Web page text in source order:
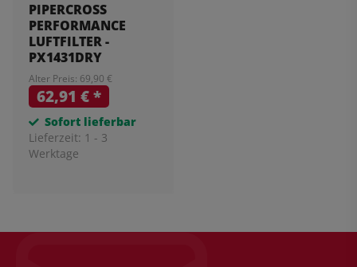
PIPERCROSS
PERFORMANCE
LUFTFILTER -
PX1431DRY
Alter Preis: 69,90 €
62,91 €*
Sofort lieferbar
Lieferzeit: 1 - 3
Werktage